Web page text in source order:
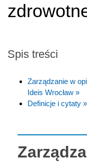
Spis treści
Zarządzanie w
Ideis Wrocław »
Definicje i cytaty »